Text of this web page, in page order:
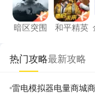
暗区突围 和平精英
热门攻略最新攻略
雷电模拟器电量商城